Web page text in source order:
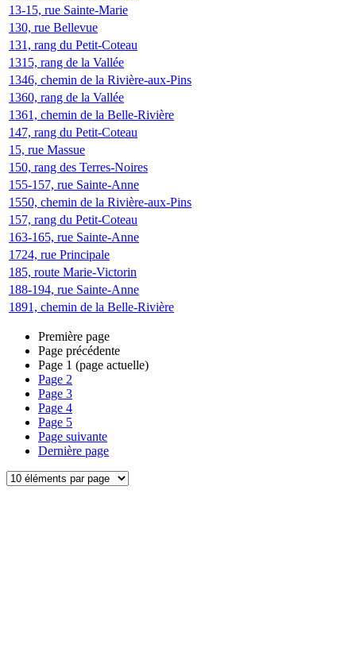
13-15, rue Sainte-Marie
130, rue Bellevue
131, rang du Petit-Coteau
1315, rang de la Vallée
1346, chemin de la Rivière-aux-Pins
1360, rang de la Vallée
1361, chemin de la Belle-Rivière
147, rang du Petit-Coteau
15, rue Massue
150, rang des Terres-Noires
155-157, rue Sainte-Anne
1550, chemin de la Rivière-aux-Pins
157, rang du Petit-Coteau
163-165, rue Sainte-Anne
1724, rue Principale
185, route Marie-Victorin
188-194, rue Sainte-Anne
1891, chemin de la Belle-Rivière
Première page
Page précédente
Page 1 (page actuelle)
Page 2
Page 3
Page 4
Page 5
Page suivante
Dernière page